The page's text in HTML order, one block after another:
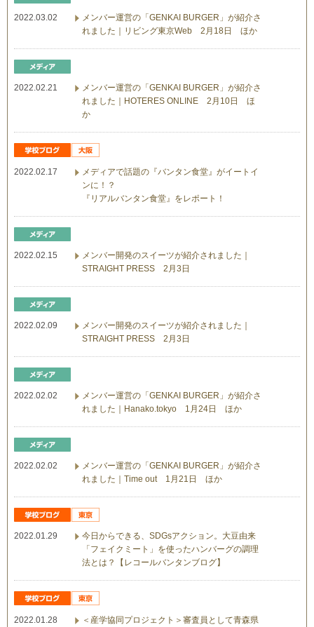
2022.03.02
メンバー運営の「GENKAI BURGER」が紹介さ
れました｜リビング東京Web 2月18日 ほか
2022.02.21
メンバー運営の「GENKAI BURGER」が紹介さ
れました｜HOTERES ONLINE 2月10日 ほ
か
2022.02.17
メディアで話題の『バンタン食堂』がイートイ
ンに！？
『リアルバンタン食堂』をレポート！
2022.02.15
メンバー開発のスイーツが紹介されました｜
STRAIGHT PRESS 2月3日
2022.02.09
メンバー開発のスイーツが紹介されました｜
STRAIGHT PRESS 2月3日
2022.02.02
メンバー運営の「GENKAI BURGER」が紹介さ
れました｜Hanako.tokyo 1月24日 ほか
2022.02.02
メンバー運営の「GENKAI BURGER」が紹介さ
れました｜Time out 1月21日 ほか
2022.01.29
今日からできる、SDGsアクション。大豆由来
「フェイクミート」を使ったハンバーグの調理
法とは？【レコールバンタンブログ】
2022.01.28
＜産学協同プロジェクト＞審査員として青森県